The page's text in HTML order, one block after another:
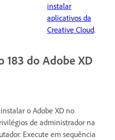
instalar
aplicativos da
Creative Cloud.
183 do Adobe XD
o Adobe XD no
de administrador na
Execute em sequência